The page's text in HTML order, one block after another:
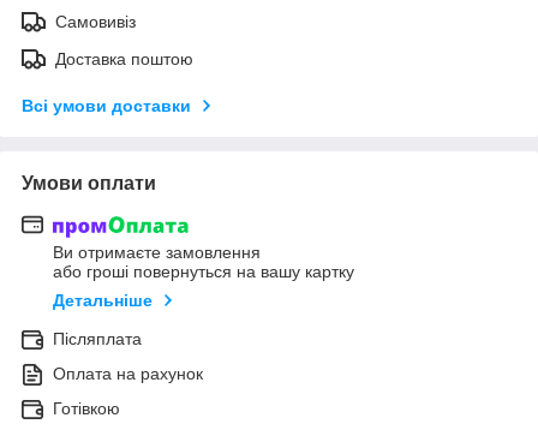
Самовивіз
Доставка поштою
Всі умови доставки
Умови оплати
Ви отримаєте замовлення
або гроші повернуться на вашу картку
Детальніше
Післяплата
Оплата на рахунок
Готівкою